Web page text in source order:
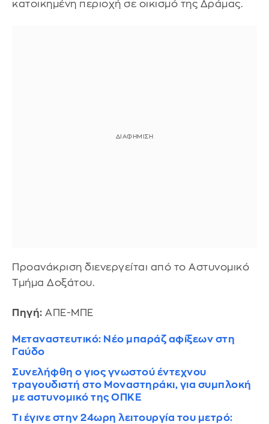
κατοικημένη περιοχή σε οικισμό της Δράμας.
Προανάκριση διενεργείται από το Αστυνομικό
Τμήμα Δοξάτου.
Πηγή: ΑΠΕ-ΜΠΕ
Μεταναστευτικό: Νέο μπαράζ αφίξεων στη
Γαύδο
Συνελήφθη ο γιος γνωστού έντεχνου
τραγουδιστή στο Μοναστηράκι, για συμπλοκή
με αστυνομικό της ΟΠΚΕ
Τι έγινε στην 24ωρη λειτουργία του μετρό: